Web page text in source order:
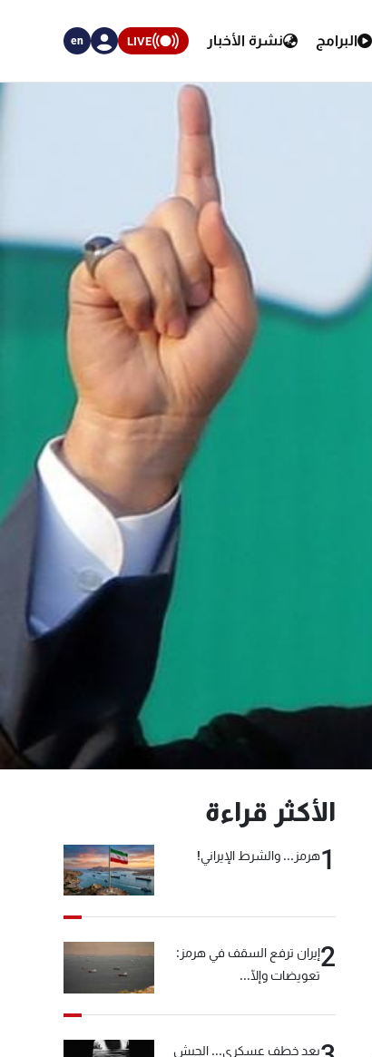
البرامج نشرة الأخبار LIVE
en
الأكثر قراءة
1هرمز... والشرط الإيراني!
2إيران ترفع السقف في هرمز:
تعويضات وإلّا...
بعد خطف عسكري... الجيش